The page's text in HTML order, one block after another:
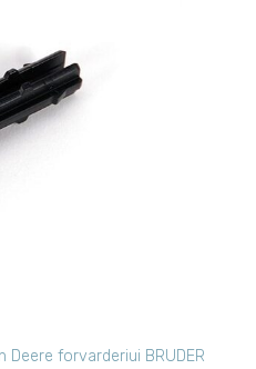
forvarderiui BRUDER